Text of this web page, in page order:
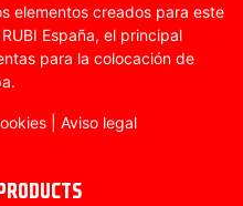
elementos creados para este
España, el principal
para la colocación de
Aviso legal